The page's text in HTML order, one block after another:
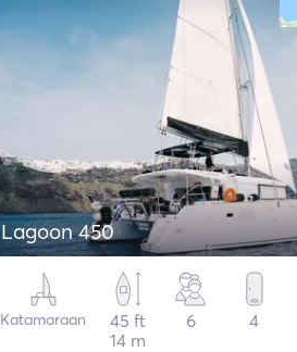
Lagoon 450
Katamaraan
45 ft
14 m
6 4